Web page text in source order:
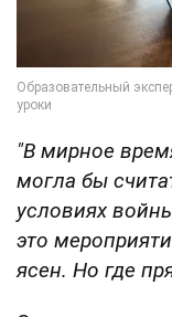
"В мирное
могла бы
условиях
это
ясен. Но где